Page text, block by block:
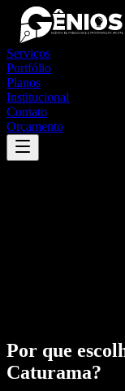
Serviços
Portfólio
Planos
Institucional
Contato
Orçamento
Por que
Caturama?